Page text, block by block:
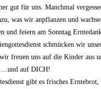
gut für uns. Manchmal
was wir anpflanzen und
und feiern am Sonntag
schmücken wir
freuen uns auf die Kinder aus
auf DICH!
gibt es frisches